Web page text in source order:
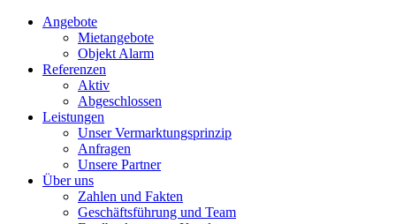
Angebote
Mietangebote
Objekt Alarm
Referenzen
Aktiv
Abgeschlossen
Leistungen
Unser Vermarktungsprinzip
Anfragen
Unsere Partner
Über uns
Zahlen und Fakten
Geschäftsführung und Team